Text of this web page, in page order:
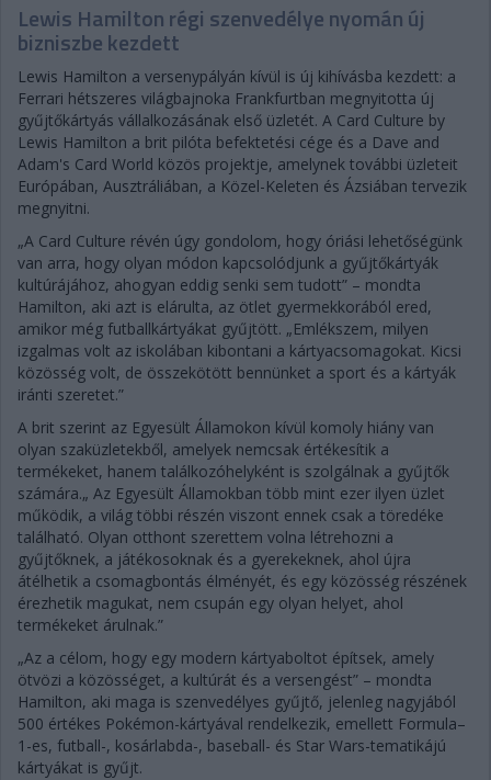
Lewis Hamilton régi szenvedélye nyomán új
bizniszbe kezdett
Lewis Hamilton a versenypályán kívül is új kihívásba kezdett: a
Ferrari hétszeres világbajnoka Frankfurtban megnyitotta új
gyűjtőkártyás vállalkozásának első üzletét. A Card Culture by
Lewis Hamilton a brit pilóta befektetési cége és a Dave and
Adam's Card World közös projektje, amelynek további üzleteit
Európában, Ausztráliában, a Közel-Keleten és Ázsiában tervezik
megnyitni.
„A Card Culture révén úgy gondolom, hogy óriási lehetőségünk
van arra, hogy olyan módon kapcsolódjunk a gyűjtőkártyák
kultúrájához, ahogyan eddig senki sem tudott” – mondta
Hamilton, aki azt is elárulta, az ötlet gyermekkorából ered,
amikor még futballkártyákat gyűjtött. „Emlékszem, milyen
izgalmas volt az iskolában kibontani a kártyacsomagokat. Kicsi
közösség volt, de összekötött bennünket a sport és a kártyák
iránti szeretet.”
A brit szerint az Egyesült Államokon kívül komoly hiány van
olyan szaküzletekből, amelyek nemcsak értékesítik a
termékeket, hanem találkozóhelyként is szolgálnak a gyűjtők
számára.„ Az Egyesült Államokban több mint ezer ilyen üzlet
működik, a világ többi részén viszont ennek csak a töredéke
található. Olyan otthont szerettem volna létrehozni a
gyűjtőknek, a játékosoknak és a gyerekeknek, ahol újra
átélhetik a csomagbontás élményét, és egy közösség részének
érezhetik magukat, nem csupán egy olyan helyet, ahol
termékeket árulnak.”
„Az a célom, hogy egy modern kártyaboltot építsek, amely
ötvözi a közösséget, a kultúrát és a versengést” – mondta
Hamilton, aki maga is szenvedélyes gyűjtő, jelenleg nagyjából
500 értékes Pokémon-kártyával rendelkezik, emellett Formula–
1-es, futball-, kosárlabda-, baseball- és Star Wars-tematikájú
kártyákat is gyűjt.